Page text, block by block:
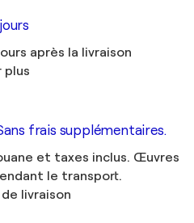
après la livraison
plus
frais supplémentaires.
et taxes inclus. Œuvres
le transport.
livraison